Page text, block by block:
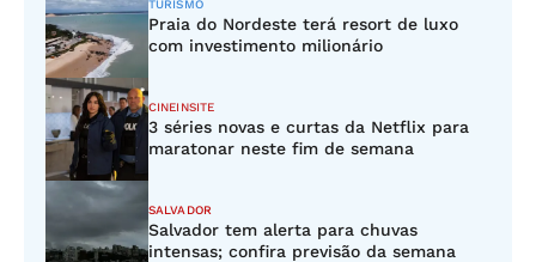
TURISMO
Praia do Nordeste terá resort de luxo
com investimento milionário
CINEINSITE
3 séries novas e curtas da Netflix para
maratonar neste fim de semana
SALVADOR
Salvador tem alerta para chuvas
intensas; confira previsão da semana